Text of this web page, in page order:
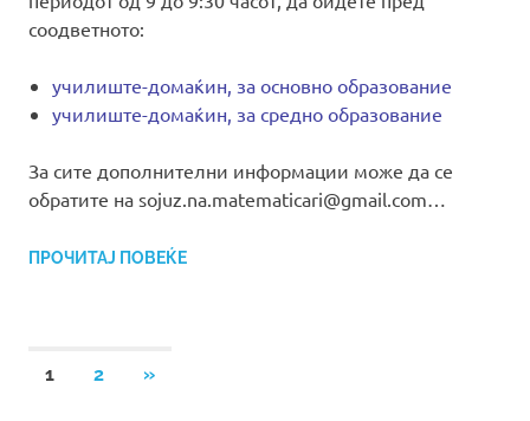
соодветното:
училиште-домаќин, за основно образование
училиште-домаќин, за средно образование
За сите дополнителни информации може да се
обратите на sojuz.na.matematicari@gmail.com…
ПРОЧИТАЈ ПОВЕЌЕ
Posts
1 2
NEXT
»